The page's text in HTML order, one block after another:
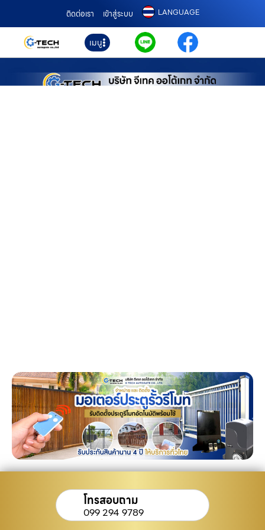
ติดต่อเรา เข้าสู่ระบบ LANGUAGE
เมนู
โทรสอบถาม
099 294 9789